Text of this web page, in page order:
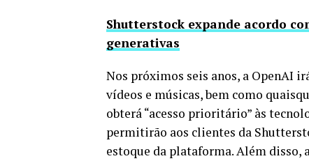
Shutterstock expande acordo
generativas
Nos próximos seis anos, a OpenAI
vídeos e músicas, bem como
obterá “acesso prioritário” às
permitirão aos clientes da
estoque da plataforma. Além disso,